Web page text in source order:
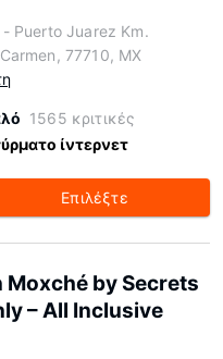
Puerto Juarez Km.
77710, MX
1565 κριτικές
ίντερνετ
Επιλέξτε
Moxché by Secrets
– All Inclusive